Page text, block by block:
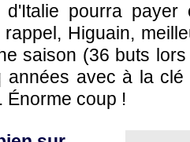
d'Italie pourra payer
Higuain,
saison (36 buts
années avec à la
Énorme coup !